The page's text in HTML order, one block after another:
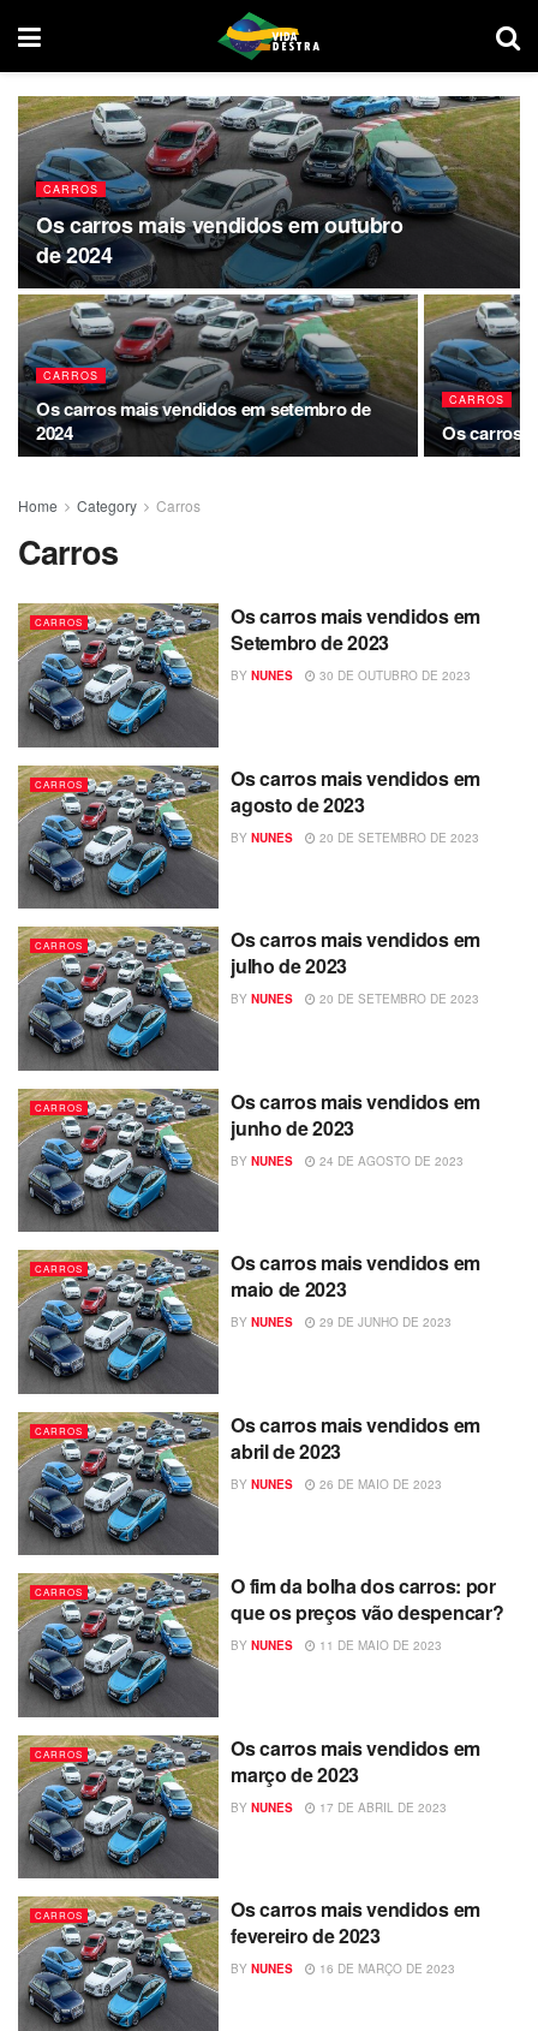
CARROS
Os carros mais vendidos em outubro
de 2024
CARROS
Os carros mais vendidos em setembro de
2024
CARROS
Os carros
Home Category Carros
Carros
CARROS
Os carros mais vendidos em
Setembro de 2023
BY NUNES 30 DE OUTUBRO DE 2023
CARROS
Os carros mais vendidos em
agosto de 2023
BY NUNES 20 DE SETEMBRO DE 2023
CARROS
Os carros mais vendidos em
julho de 2023
BY NUNES 20 DE SETEMBRO DE 2023
CARROS
Os carros mais vendidos em
junho de 2023
BY NUNES 24 DE AGOSTO DE 2023
CARROS
Os carros mais vendidos em
maio de 2023
BY NUNES 29 DE JUNHO DE 2023
CARROS
Os carros mais vendidos em
abril de 2023
BY NUNES 26 DE MAIO DE 2023
CARROS
O fim da bolha dos carros: por
que os preços vão despencar?
BY NUNES 11 DE MAIO DE 2023
CARROS
Os carros mais vendidos em
março de 2023
BY NUNES 17 DE ABRIL DE 2023
CARROS
Os carros mais vendidos em
fevereiro de 2023
BY NUNES 16 DE MARÇO DE 2023